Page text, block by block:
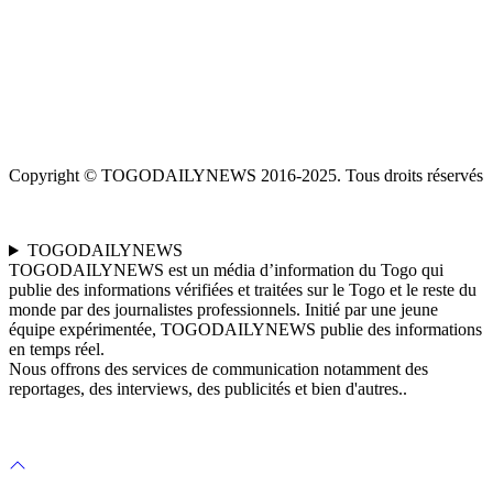
Copyright © TOGODAILYNEWS 2016-2025. Tous droits réservés
TOGODAILYNEWS
TOGODAILYNEWS est un média d’information du Togo qui
publie des informations vérifiées et traitées sur le Togo et le reste du
monde par des journalistes professionnels. Initié par une jeune
équipe expérimentée, TOGODAILYNEWS publie des informations
en temps réel.
Nous offrons des services de communication notamment des
reportages, des interviews, des publicités et bien d'autres..
Scroll